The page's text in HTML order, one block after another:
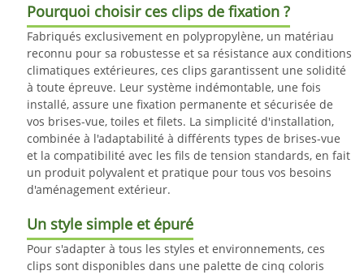
Pourquoi choisir ces clips de fixation ?
Fabriqués exclusivement en polypropylène, un matériau
reconnu pour sa robustesse et sa résistance aux conditions
climatiques extérieures, ces clips garantissent une solidité
à toute épreuve. Leur système indémontable, une fois
installé, assure une fixation permanente et sécurisée de
vos brises-vue, toiles et filets. La simplicité d'installation,
combinée à l'adaptabilité à différents types de brises-vue
et la compatibilité avec les fils de tension standards, en fait
un produit polyvalent et pratique pour tous vos besoins
d'aménagement extérieur.
Un style simple et épuré
Pour s'adapter à tous les styles et environnements, ces
clips sont disponibles dans une palette de cinq coloris